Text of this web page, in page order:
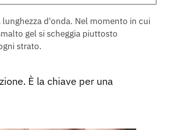
d'onda. Nel momento in cui
gel si scheggia piuttosto
strato.
È la chiave per una